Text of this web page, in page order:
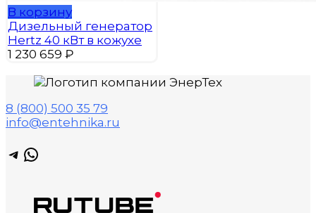
В корзину
Дизельный генератор
Hertz 40 кВт в кожухе
1 230 659 ₽
8 (800) 500 35 79
info@entehnika.ru
Telegram
WhatsApp